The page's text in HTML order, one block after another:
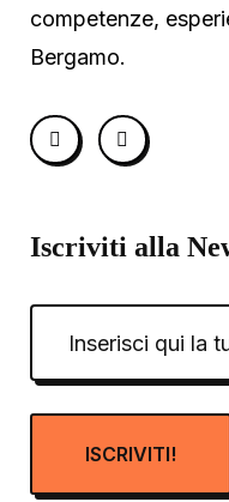
competenze,
Bergamo.
Iscriviti alla